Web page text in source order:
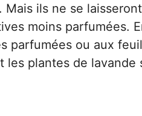
ils ne se
moins parfumées.
parfumées ou aux
les plantes de lavande